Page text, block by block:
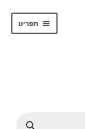
תפריט
תפריט
הרחב